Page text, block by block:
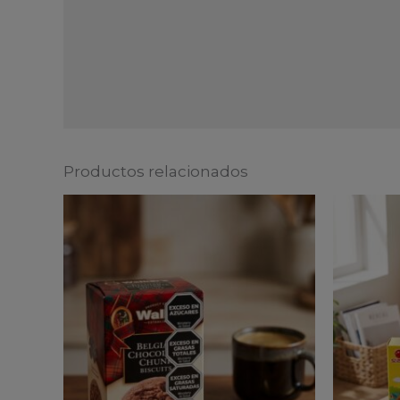
Productos relacionados